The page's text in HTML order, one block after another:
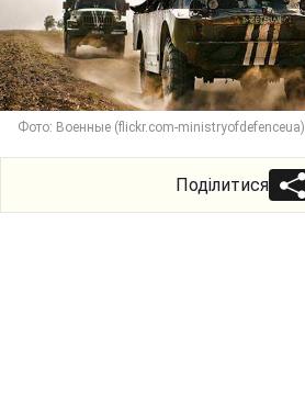
Фото: Военные (flickr.com-ministryofdefenceua)
Поділитися